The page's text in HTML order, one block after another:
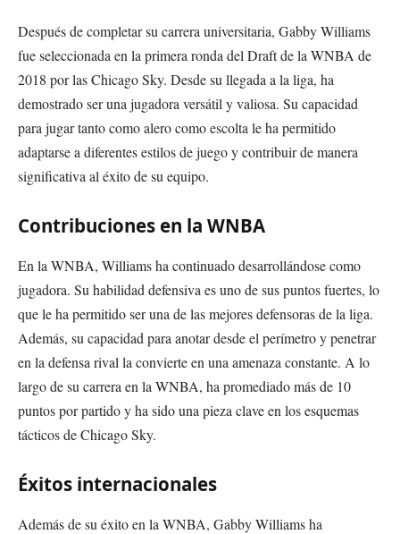
Después de completar su carrera universitaria, Gabby Williams
fue seleccionada en la primera ronda del Draft de la WNBA de
2018 por las Chicago Sky. Desde su llegada a la liga, ha
demostrado ser una jugadora versátil y valiosa. Su capacidad
para jugar tanto como alero como escolta le ha permitido
adaptarse a diferentes estilos de juego y contribuir de manera
significativa al éxito de su equipo.
Contribuciones en la WNBA
En la WNBA, Williams ha continuado desarrollándose como
jugadora. Su habilidad defensiva es uno de sus puntos fuertes, lo
que le ha permitido ser una de las mejores defensoras de la liga.
Además, su capacidad para anotar desde el perímetro y penetrar
en la defensa rival la convierte en una amenaza constante. A lo
largo de su carrera en la WNBA, ha promediado más de 10
puntos por partido y ha sido una pieza clave en los esquemas
tácticos de Chicago Sky.
Éxitos internacionales
Además de su éxito en la WNBA, Gabby Williams ha